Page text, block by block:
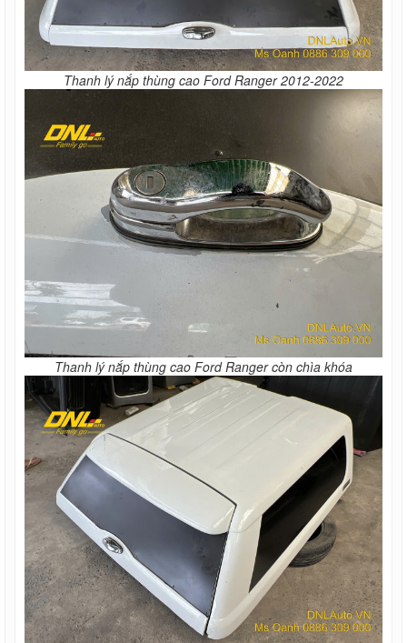
Thanh lý nắp thùng cao Ford Ranger 2012-2022
Thanh lý nắp thùng cao Ford Ranger còn chìa khóa